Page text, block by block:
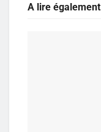
A lire également